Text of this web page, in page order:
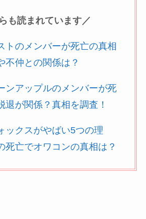
も読まれています／
トのメンバーが死亡の真相
不仲との関係は？
ンアップルのメンバーが死
退が関係？真相を調査！
ックスがやばい5つの理
死亡でオワコンの真相は？